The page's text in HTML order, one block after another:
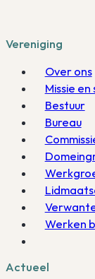
Vereniging
Over ons
Missie
Bestuur
Bureau
Werken
Actueel